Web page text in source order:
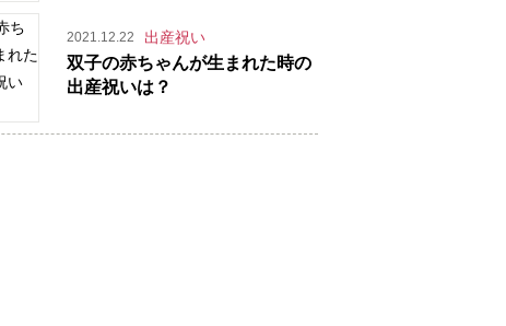
2021.12.22 出産祝い
双子の赤ちゃんが生まれた時の
出産祝いは？